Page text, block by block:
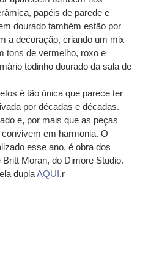
papéis de parede e
dourado também estão por
a decoração, criando um mix
tons de vermelho, roxo e
todinho dourado da sala de
é tão única que parece ter
por décadas e décadas.
e, por mais que as peças
em harmonia. O
esse ano, é obra dos
Moran, do Dimore Studio.
duplaAQUI.r